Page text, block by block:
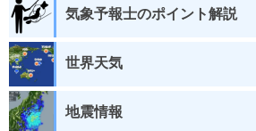
気象予報士のポイント解説
世界天気
地震情報